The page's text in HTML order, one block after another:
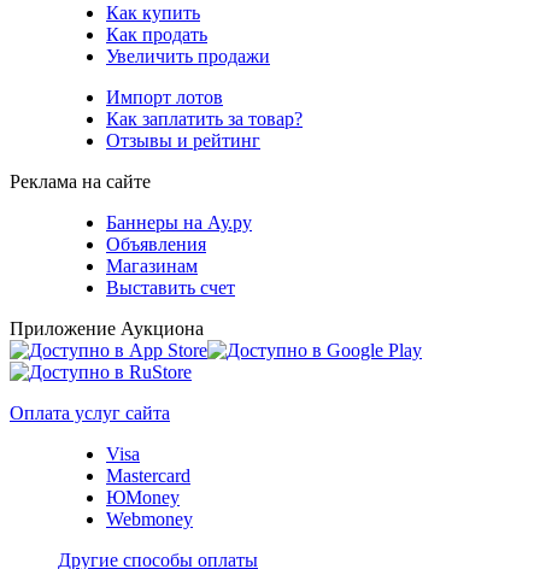
Как купить
Как продать
Увеличить продажи
Импорт лотов
Как заплатить за товар?
Отзывы и рейтинг
Реклама на сайте
Баннеры на Ау.ру
Объявления
Магазинам
Выставить счет
Приложение Аукциона
Оплата услуг сайта
Visa
Mastercard
ЮMoney
Webmoney
Другие способы оплаты